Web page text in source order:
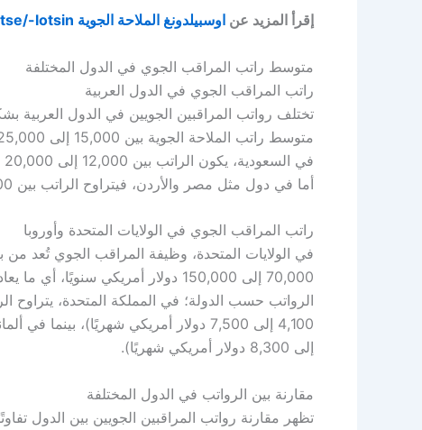
إقرأ المزيد عن اوسبيلدونغ الملاحة الجوية Fluglotse/-lotsin
متوسط راتب المراقب الجوي في الدول المختلفة
راتب المراقب الجوي في الدول العربية
تختلف رواتب المراقبين الجويين في الدول العربية
أما في دول مثل مصر والأردن، فيتراوح الراتب بين 1,000 إلى 3,000 دولار أمريكي شهريًا.
راتب المراقب الجوي في الولايات المتحدة وأوروبا
في الولايات المتحدة، وظيفة المراقب الجوي تُعد
إلى 8,300 دولار أمريكي شهريًا).
مقارنة بين الرواتب في الدول المختلفة
تظهر مقارنة رواتب المراقبين الجويين بين الدول